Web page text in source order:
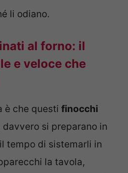
li odiano.
al forno: il
e veloce che
è che questi finocchi
davvero si preparano in
tempo di sistemarli in
la tavola,